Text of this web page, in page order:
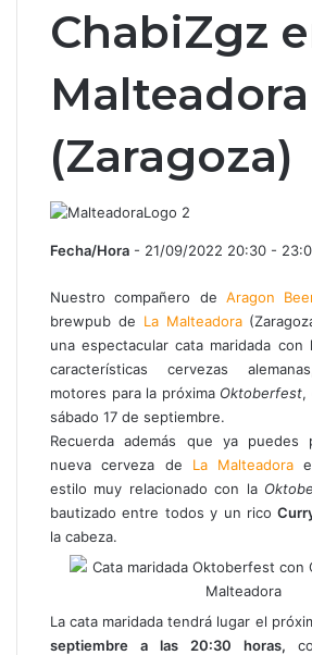
ChabiZgz
Malteadora
(Zaragoza)
Fecha/Hora - 21/09/2022 20:30 -
Nuestro compañero de Aragon
brewpub de La Malteadora
una espectacular cata maridada con
características cervezas
motores para la próxima Oktoberfest,
sábado 17 de septiembre.
Recuerda además que ya puedes
nueva cerveza de La Malteadora
estilo muy relacionado con la
bautizado entre todos y un rico
la cabeza.
La cata maridada tendrá lugar el
septiembre a las 20:30 horas,